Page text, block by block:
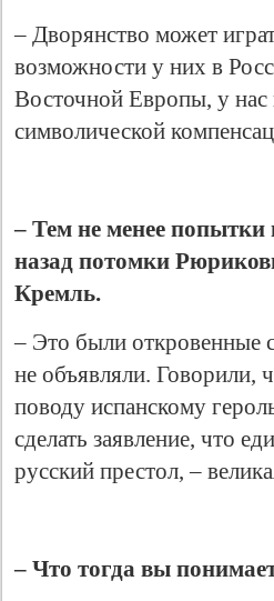
– Дворянство может
возможности у них в
Восточной Европы, у нас
символической
– Тем не менее попытки
назад потомки
Кремль.
– Это были
не объявляли. Говорили,
поводу испанскому
сделать заявление, что
русский престол, –
– Что тогда вы